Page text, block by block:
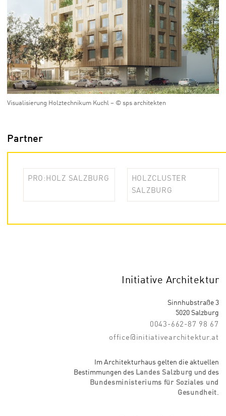
Visualisierung Holztechnikum Kuchl – © sps architekten
Partner
PRO:HOLZ SALZBURG
HOLZCLUSTER
SALZBURG
Initiative Architektur
Sinnhubstraße 3
5020 Salzburg
0043-662-87 98 67
office@initiativearchitektur.at
Im Architekturhaus gelten die aktuellen
Bestimmungen des Landes Salzburg und des
Bundesministeriums für Soziales und
Gesundheit.